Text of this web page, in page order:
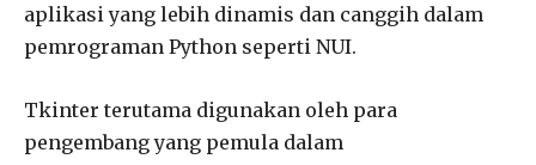
aplikasi yang lebih dinamis dan canggih dalam
pemrograman Python seperti NUI.
Tkinter terutama digunakan oleh para
pengembang yang pemula dalam